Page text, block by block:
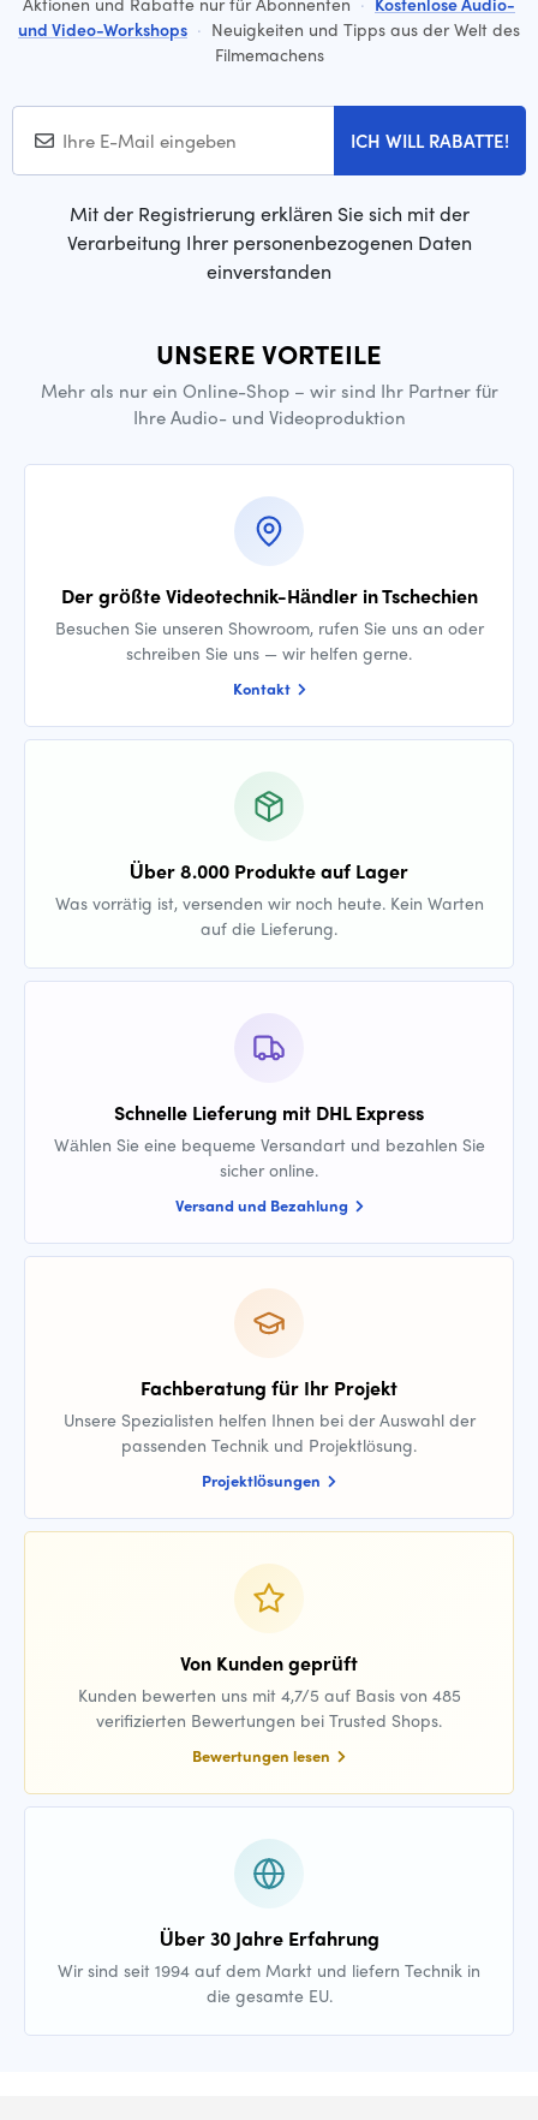
und Video-Workshops · Neuigkeiten und Tipps aus der Welt des
Filmemachens
ICH WILL RABATTE!
Mit der Registrierung erklären Sie sich mit der
Verarbeitung Ihrer personenbezogenen Daten
einverstanden
UNSERE VORTEILE
Mehr als nur ein Online-Shop – wir sind Ihr Partner für
Ihre Audio- und Videoproduktion
Der größte Videotechnik-Händler in Tschechien
Besuchen Sie unseren Showroom, rufen Sie uns an oder
schreiben Sie uns — wir helfen gerne.
Kontakt
Über 8.000 Produkte auf Lager
Was vorrätig ist, versenden wir noch heute. Kein Warten
auf die Lieferung.
Schnelle Lieferung mit DHL Express
Wählen Sie eine bequeme Versandart und bezahlen Sie
sicher online.
Versand und Bezahlung
Fachberatung für Ihr Projekt
Unsere Spezialisten helfen Ihnen bei der Auswahl der
passenden Technik und Projektlösung.
Projektlösungen
Von Kunden geprüft
Kunden bewerten uns mit 4,7/5 auf Basis von 485
verifizierten Bewertungen bei Trusted Shops.
Bewertungen lesen
Über 30 Jahre Erfahrung
Wir sind seit 1994 auf dem Markt und liefern Technik in
die gesamte EU.